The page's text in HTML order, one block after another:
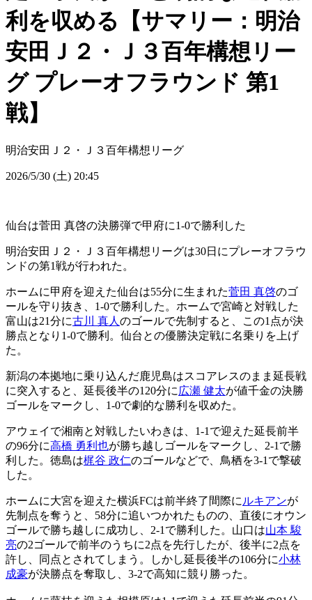
利を収める【サマリー：明治
安田Ｊ２・Ｊ３百年構想リー
グ プレーオフラウンド 第1
戦】
明治安田Ｊ２・Ｊ３百年構想リーグ
2026/5/30 (土) 20:45
仙台は菅田 真啓の決勝弾で甲府に1-0で勝利した
明治安田Ｊ２・Ｊ３百年構想リーグは30日にプレーオフラウ
ンドの第1戦が行われた。
ホームに甲府を迎えた仙台は55分に生まれた菅田 真啓のゴ
ールを守り抜き、1-0で勝利した。ホームで宮崎と対戦した
富山は21分に古川 真人 のゴールで先制すると、この1点が決
勝点となり1-0で勝利。仙台との優勝決定戦に名乗りを上げ
た。
新潟の本拠地に乗り込んだ鹿児島はスコアレスのまま延長戦
に突入すると、延長後半の120分に 広瀬 健太が値千金の決勝
ゴールをマークし、1-0で劇的な勝利を収めた。
アウェイで湘南と対戦したいわきは、1-1で迎えた延長前半
の96分に高橋 勇利也が勝ち越しゴールをマークし、2-1で勝
利した。徳島は梶谷 政仁のゴールなどで、鳥栖を3-1で撃破
した。
ホームに大宮を迎えた横浜FCは前半終了間際に ルキアンが
先制点を奪うと、58分に追いつかれたものの、直後にオウン
ゴールで勝ち越しに成功し、2-1で勝利した。山口は山本 駿
亮の2ゴールで前半のうちに2点を先行したが、後半に2点を
許し、同点とされてしまう。しかし延長後半の106分に小林
成豪が決勝点を奪取し、3-2で高知に競り勝った。